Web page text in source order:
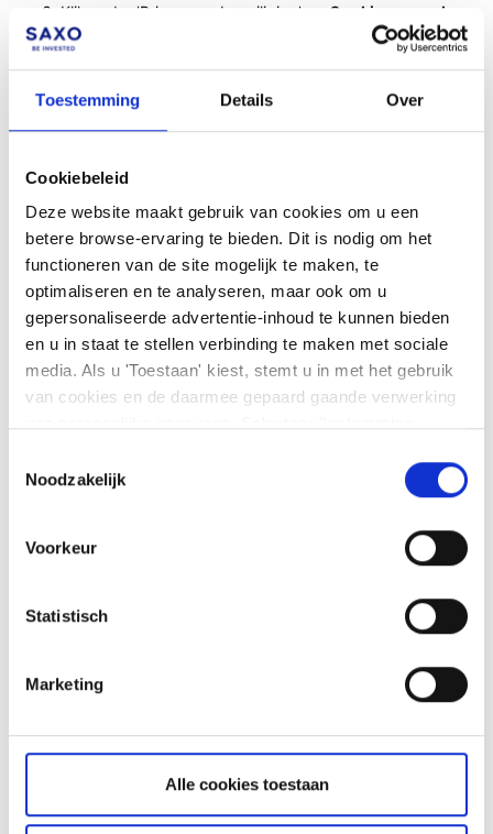
Toestemming Details Over
Cookiebeleid
Deze website maakt gebruik van cookies om u een
betere browse-ervaring te bieden. Dit is nodig om het
functioneren van de site mogelijk te maken, te
optimaliseren en te analyseren, maar ook om u
gepersonaliseerde advertentie-inhoud te kunnen bieden
en u in staat te stellen verbinding te maken met sociale
media. Als u 'Toestaan' kiest, stemt u in met het gebruik
van cookies en de daarmee gepaard gaande verwerking
kunt te allen tijde uw voorkeuren wijzigen of uw
instemming intrekken op de pagina met cookiebeleid. U
ons privacybeleid
hierbekijken
Noodzakelijk
Voorkeur
Statistisch
Marketing
Alle cookies toestaan
Klik onder 'Privacy en beveiliging' op
Cookies en andere
sitegegevens
Via deze pagina kunt u cookies activeren en cookies van
Nadat u de geschiedenis heeft gewist en cookies heeft
aan bij SaxoInvestor
Als het nog steeds niet werkt, kan het raadzaam zijn om een ​​
andere browser te proberen, zoals Internet Explorer, Safari,
Firefox, Microsoft Edge, enz.
FacebookLinkedIn
Was dit artikel nuttig?
meer over onze investeringsplatforms,
producten en toonaangevende prijzen.